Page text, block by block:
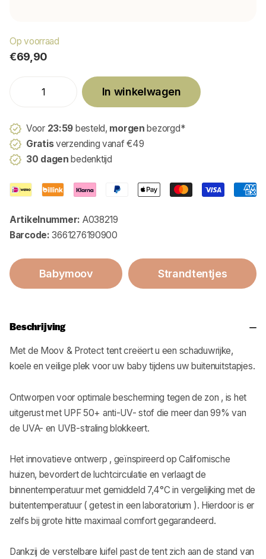
Op voorraad
€69,90
In winkelwagen
Voor 23:59 besteld, morgen bezorgd*
Gratisverzending vanaf €49
30 dagen bedenktijd
Artikelnummer: A038219
Barcode: 3661276190900
Babymoov Strandtentjes
Beschrijving
Met de Moov & Protect tent creëert u een schaduwrijke,
koele en veilige plek voor uw baby tijdens uw buitenuitstapjes.
Ontworpen voor optimale bescherming tegen de zon , is het
uitgerust met UPF 50+ anti-UV- stof die meer dan 99% van
de UVA- en UVB-straling blokkeert.
Het innovatieve ontwerp , geïnspireerd op Californische
huizen, bevordert de luchtcirculatie en verlaagt de
binnentemperatuur met gemiddeld 7,4°C in vergelijking met de
buitentemperatuur ( getest in een laboratorium ). Hierdoor is er
zelfs bij grote hitte maximaal comfort gegarandeerd.
Dankzij de verstelbare luifel past de tent zich aan de stand van